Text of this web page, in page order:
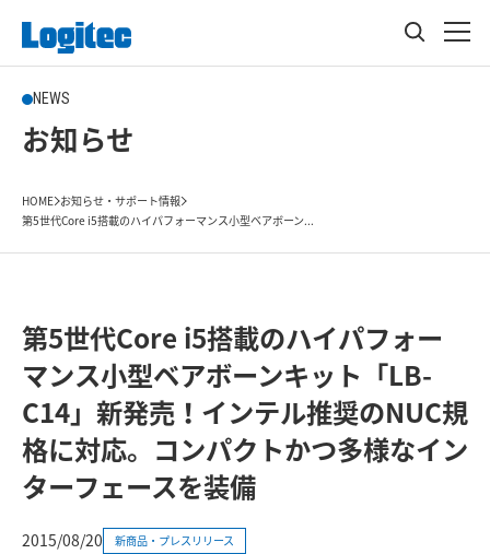
NEWS
お知らせ
HOME お知らせ・サポート情報
第5世代Core i5搭載のハイパフォーマンス小型ベアボーン...
第5世代Core i5搭載のハイパフォー
マンス小型ベアボーンキット「LB-
C14」新発売！インテル推奨のNUC規
格に対応。コンパクトかつ多様なイン
ターフェースを装備
2015/08/20 新商品・プレスリリース